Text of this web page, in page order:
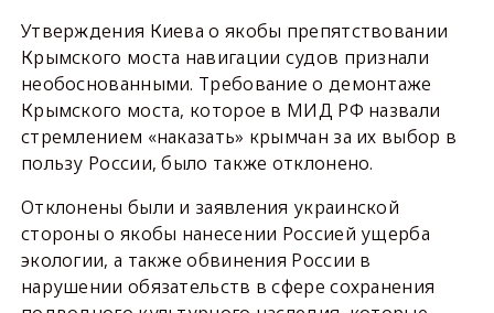
Утверждения Киева о якобы препятствовании
Крымского моста навигации судов признали
необоснованными. Требование о демонтаже
Крымского моста, которое в МИД РФ назвали
стремлением «наказать» крымчан за их выбор в
пользу России, было также отклонено.
Отклонены были и заявления украинской
стороны о якобы нанесении Россией ущерба
экологии, а также обвинения России в
нарушении обязательств в сфере сохранения